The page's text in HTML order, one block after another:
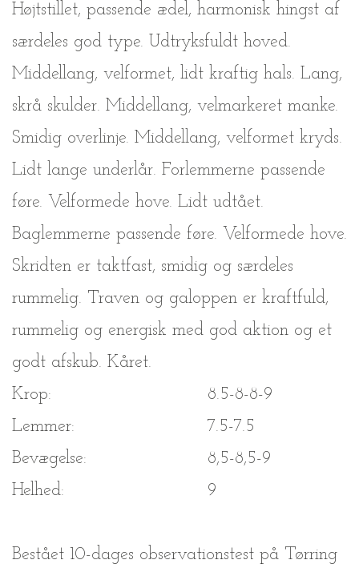
Højtstillet, passende ædel, harmonisk hingst af
særdeles god type. Udtryksfuldt hoved.
Middellang, velformet, lidt kraftig hals. Lang,
skrå skulder. Middellang, velmarkeret manke.
Smidig overlinje. Middellang, velformet kryds.
Lidt lange underlår. Forlemmerne passende
føre. Velformede hove. Lidt udtået.
Baglemmerne passende føre. Velformede hove.
Skridten er taktfast, smidig og særdeles
rummelig. Traven og galoppen er kraftfuld,
rummelig og energisk med god aktion og et
godt afskub. Kåret.
Krop:
Lemmer:
Bevægelse:
Helhed:
8.5-8-8-9
7.5-7.5
8,5-8,5-9
9
Bestået 10-dages observationstest på Tørring